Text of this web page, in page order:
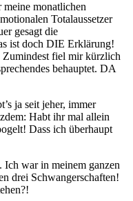
monatlichen
Totalaussetzer
gesagt die
ist doch DIE Erklärung!
fiel mir kürzlich
behauptet. DA
ja seit jeher, immer
Habt ihr mal allein
Dass ich überhaupt
war in meinem ganzen
drei Schwangerschaften!